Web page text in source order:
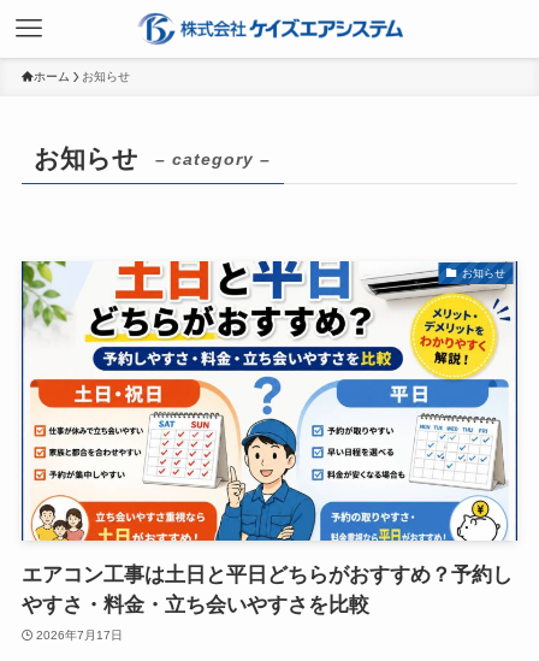
ホーム お知らせ
お知らせ – category –
お知らせ
エアコン工事は土日と平日どちらがおすすめ？予約し
やすさ・料金・立ち会いやすさを比較
2026年7月17日